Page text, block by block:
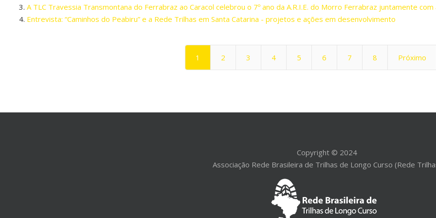
A TLC Travessia Transmontana do Ferrabraz ao Caracol celebrou o 7º ano da A.R.I.E. do Morro Ferrabraz juntamente com
Entrevista: “Caminhos do Peabiru” e a Rede Trilhas em Santa Catarina - projetos e ações em desenvolvimento
1 2 3 4 5 6 7 8 Próximo
Copyright © 2024
Associação Rede Brasileira de Trilhas de Longo Curso (Rede